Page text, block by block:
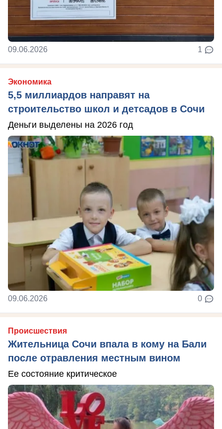
09.06.2026 1
Экономика
5,5 миллиардов направят на
строительство школ и детсадов в Сочи
Деньги выделены на 2026 год
09.06.2026 0
Происшествия
Жительница Сочи впала в кому на Бали
после отравления местным вином
Ее состояние критическое